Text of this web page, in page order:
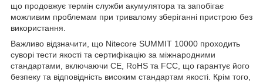
що продовжує термін служби акумулятора та запобігає
можливим проблемам при тривалому зберіганні пристрою без
використання.
Важливо відзначити, що Nitecore SUMMIT 10000 проходить
суворі тести якості та сертифікацію за міжнародними
стандартами, включаючи CE, RoHS та FCC, що гарантує його
безпеку та відповідність високим стандартам якості. Крім того,